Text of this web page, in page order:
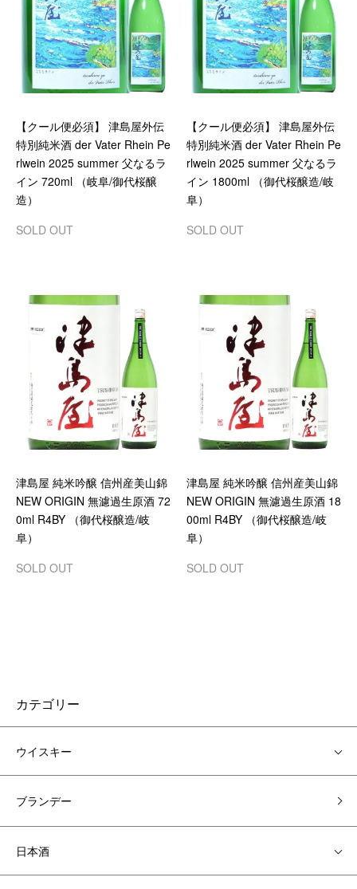
【クール便必須】 津島屋外伝
特別純米酒 der Vater Rhein Pe
rlwein 2025 summer 父なるラ
イン 720ml （岐阜/御代桜醸
造）
SOLD OUT
【クール便必須】 津島屋外伝
特別純米酒 der Vater Rhein Pe
rlwein 2025 summer 父なるラ
イン 1800ml （御代桜醸造/岐
阜）
SOLD OUT
津島屋 純米吟醸 信州産美山錦
NEW ORIGIN 無濾過生原酒 72
0ml R4BY （御代桜醸造/岐
阜）
SOLD OUT
津島屋 純米吟醸 信州産美山錦
NEW ORIGIN 無濾過生原酒 18
00ml R4BY （御代桜醸造/岐
阜）
SOLD OUT
カテゴリー
ウイスキー
ブランデー
日本酒